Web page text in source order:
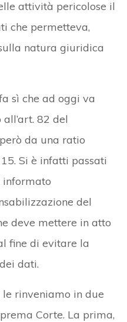
attività pericolose il
che permetteva,
natura giuridica
sì che ad oggi va
82 del
da una ratio
Si è infatti passati
informato
del
deve mettere in atto
fine di evitare la
dati.
rinveniamo in due
Corte. La prima,